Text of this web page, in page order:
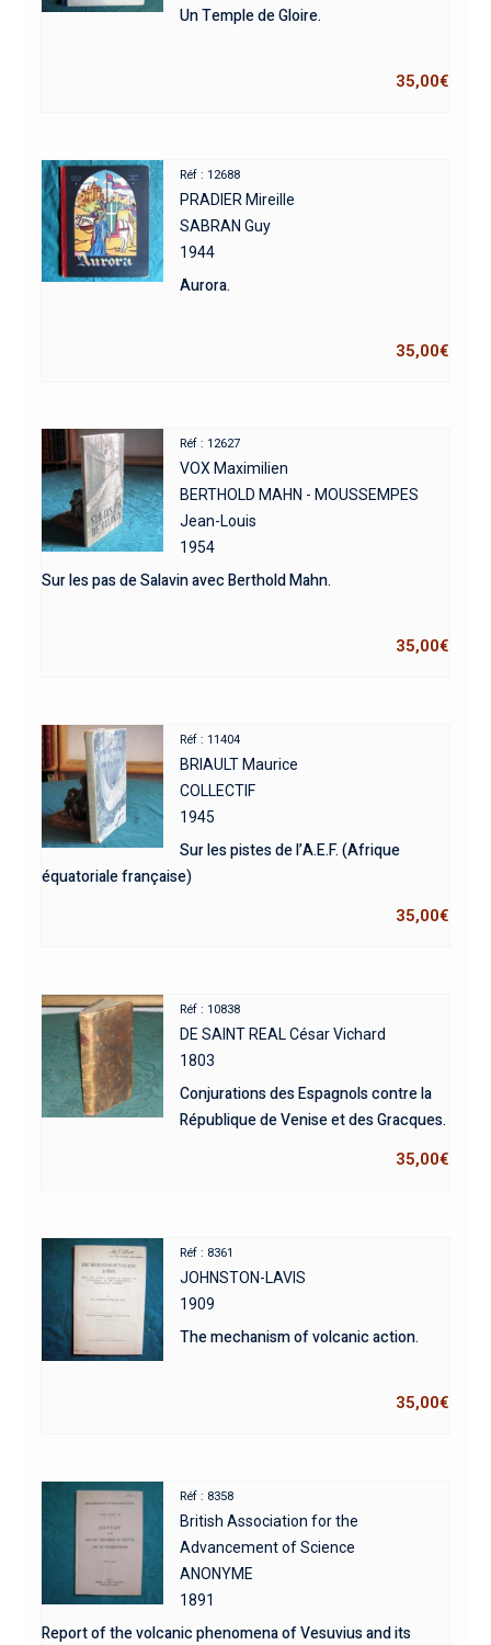
Un Temple de Gloire.
35,00€
Réf : 12688
PRADIER Mireille
SABRAN Guy
1944
Aurora.
35,00€
Réf : 12627
VOX Maximilien
BERTHOLD MAHN - MOUSSEMPES
Jean-Louis
1954
Sur les pas de Salavin avec Berthold Mahn.
35,00€
Réf : 11404
BRIAULT Maurice
COLLECTIF
1945
Sur les pistes de l’A.E.F. (Afrique
équatoriale française)
35,00€
Réf : 10838
DE SAINT REAL César Vichard
1803
Conjurations des Espagnols contre la
République de Venise et des Gracques.
35,00€
Réf : 8361
JOHNSTON-LAVIS
1909
The mechanism of volcanic action.
35,00€
Réf : 8358
British Association for the
Advancement of Science
ANONYME
1891
Report of the volcanic phenomena of Vesuvius and its